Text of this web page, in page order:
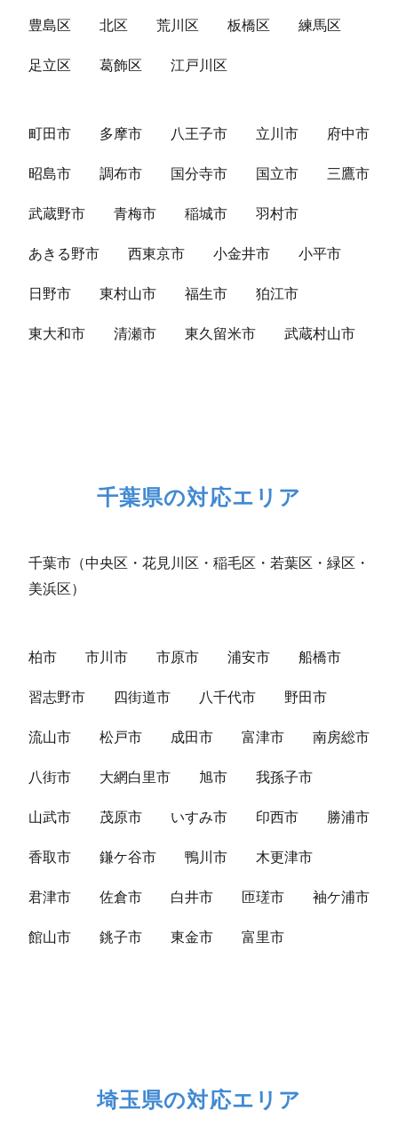
豊島区 北区 荒川区 板橋区 練馬区
足立区 葛飾区 江戸川区
町田市 多摩市 八王子市 立川市 府中市
昭島市 調布市 国分寺市 国立市 三鷹市
武蔵野市 青梅市 稲城市 羽村市
あきる野市 西東京市 小金井市 小平市
日野市 東村山市 福生市 狛江市
東大和市 清瀬市 東久留米市 武蔵村山市
千葉県の対応エリア
千葉市（中央区・花見川区・稲毛区・若葉区・緑区・
美浜区）
柏市 市川市 市原市 浦安市 船橋市
習志野市 四街道市 八千代市 野田市
流山市 松戸市 成田市 富津市 南房総市
八街市 大網白里市 旭市 我孫子市
山武市 茂原市 いすみ市 印西市 勝浦市
香取市 鎌ケ谷市 鴨川市 木更津市
君津市 佐倉市 白井市 匝瑳市 袖ケ浦市
館山市 銚子市 東金市 富里市
埼玉県の対応エリア